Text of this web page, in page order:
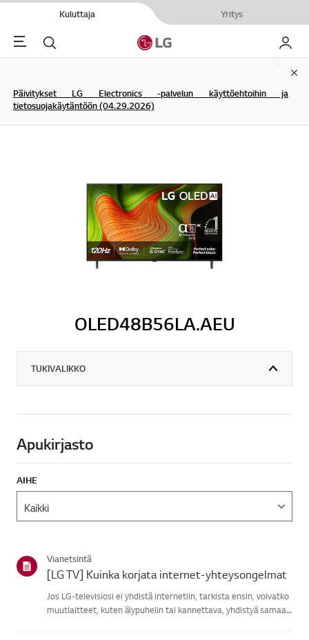
Kuluttaja Yritys
Menu Haku My LG
Päivitykset LG Electronics -palvelun käyttöehtoihin ja
tietosuojakäytäntöön (04.29.2026)
OLED48B56LA.AEU
TUKIVALIKKO
Apukirjasto
AIHE
Vianetsintä
[LG TV] Kuinka korjata internet-yhteysongelmat
Jos LG-televisiosi ei yhdistä internetiin, tarkista ensin, voivatko
muutlaitteet, kuten älypuhelin tai kannettava, yhdistyä samaan